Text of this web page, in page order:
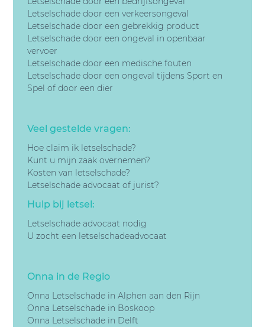
Letselschade door een verkeersongeval
Letselschade door een gebrekkig product
Letselschade door eenongeval in openbaar
vervoer
Letselschade door een medische fouten
Letselschade door eenongeval tijdens Sport en
Spel of door een dier
Veel gestelde vragen:
Hoe claim ik letselschade?
Kunt u mijn zaak overnemen?
Kosten van letselschade?
Letselschade advocaat of jurist?
Hulp bij letsel:
Letselschade advocaat nodig
U zocht een letselschadeadvocaat
Onna in de Regio
Onna Letselschade in Alphen aan den Rijn
Onna Letselschade in Boskoop
Onna Letselschade in Delft